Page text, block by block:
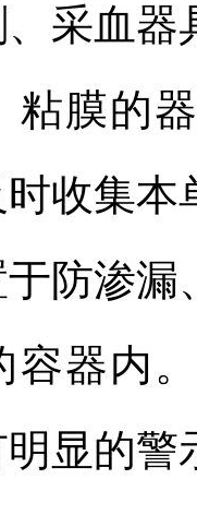
采血器
粘膜的
收集本
防渗
容器内
显的警